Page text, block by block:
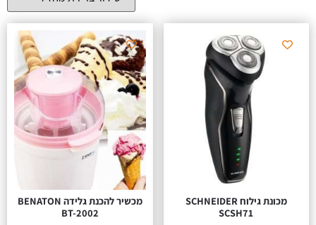
מכונת גילוח SCHNEIDER
SCSH71
מכשיר להכנת גלידה BENATON
BT-2002